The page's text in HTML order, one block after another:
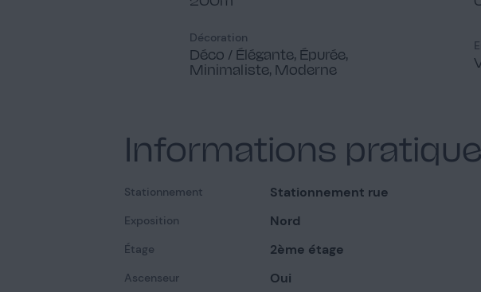
Décoration
Déco / Élégante, Épurée,
Minimaliste, Moderne
Informations
Stationnement Stationnement rue
Exposition Nord
Étage 2ème étage
Ascenseur Oui